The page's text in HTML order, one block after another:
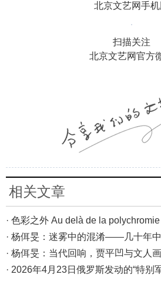
北京文艺网手机
扫描关注
北京文艺网官方
相关文章
· 杨佴旻：当代回响，贾平凹与文人